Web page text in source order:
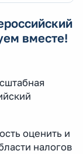
вместе!
оценить и
налогов